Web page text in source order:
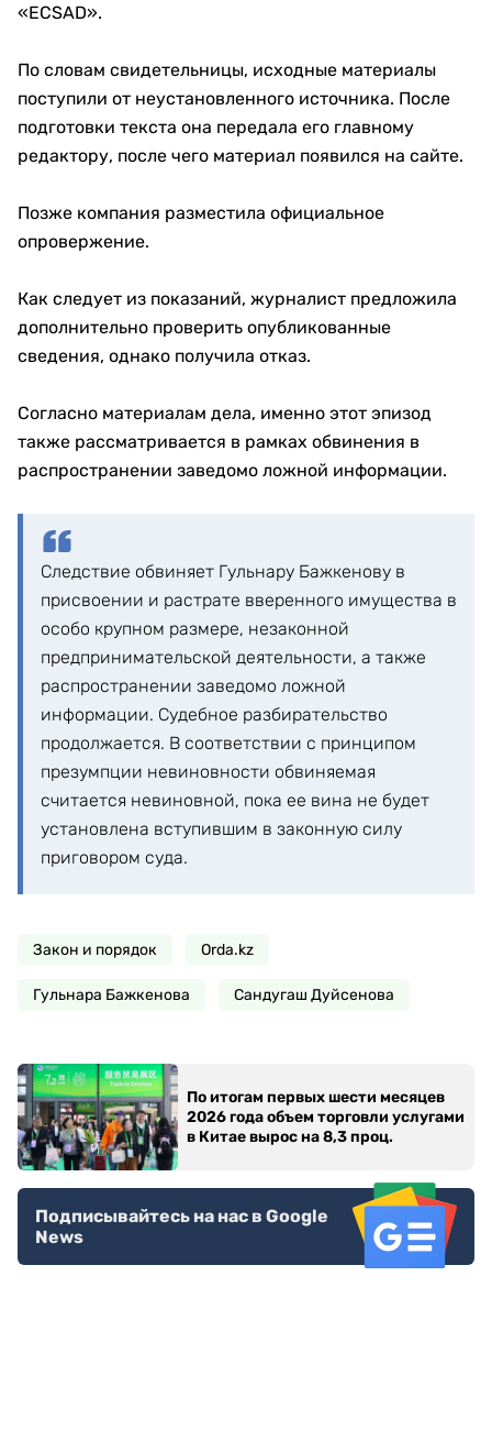
«ECSAD».
По словам свидетельницы, исходные материалы
поступили от неустановленного источника. После
подготовки текста она передала его главному
редактору, после чего материал появился на сайте.
Позже компания разместила официальное
опровержение.
Как следует из показаний, журналист предложила
дополнительно проверить опубликованные
сведения, однако получила отказ.
Согласно материалам дела, именно этот эпизод
также рассматривается в рамках обвинения в
распространении заведомо ложной информации.
Следствие обвиняет Гульнару Бажкенову в
присвоении и растрате вверенного имущества в
особо крупном размере, незаконной
предпринимательской деятельности, а также
распространении заведомо ложной
информации. Судебное разбирательство
продолжается. В соответствии с принципом
презумпции невиновности обвиняемая
считается невиновной, пока ее вина не будет
установлена вступившим в законную силу
приговором суда.
Закон и порядок Orda.kz
Гульнара Бажкенова Сандугаш Дуйсенова
По итогам первых шести месяцев
2026 года объем торговли услугами
в Китае вырос на 8,3 проц.
Подписывайтесь на нас в Google
News